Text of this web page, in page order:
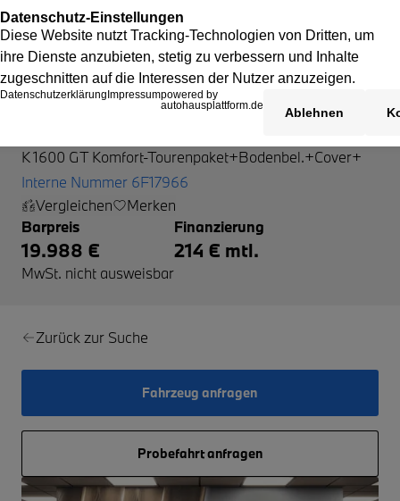
K 1600 GT Komfort-Tourenpaket+Bodenbel.+Cover+
Interne Nummer 6F17966
Vergleichen
Merken
Barpreis
19.988 €
MwSt. nicht ausweisbar
Finanzierung
214 € mtl.
Zurück zur Suche
Fahrzeug anfragen
Probefahrt anfragen